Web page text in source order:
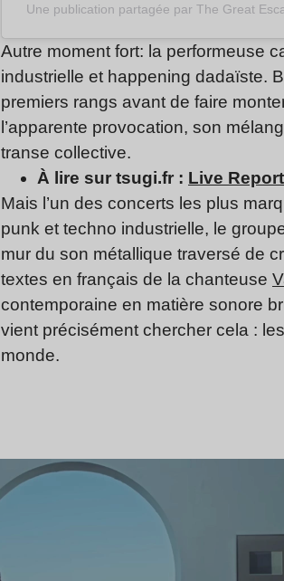
Une publication partagée par The Great
Autre moment fort: la performeuse
industrielle et happening dadaïste.
premiers rangs avant de faire
l’apparente provocation, son
transe collective.
À lire sur tsugi.fr : Live
Mais l’un des concerts les plus
punk et techno industrielle, le
mur du son métallique traversé de
textes en français de la chanteuse
contemporaine en matière sonore
vient précisément chercher cela :
monde.
Lire l’article